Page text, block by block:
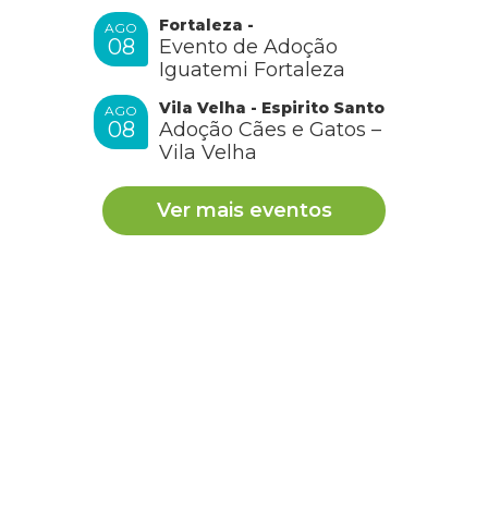
AGO
08
Fortaleza -
Evento de Adoção
Iguatemi Fortaleza
AGO
08
Vila Velha - Espirito Santo
Adoção Cães e Gatos –
Vila Velha
Ver mais eventos